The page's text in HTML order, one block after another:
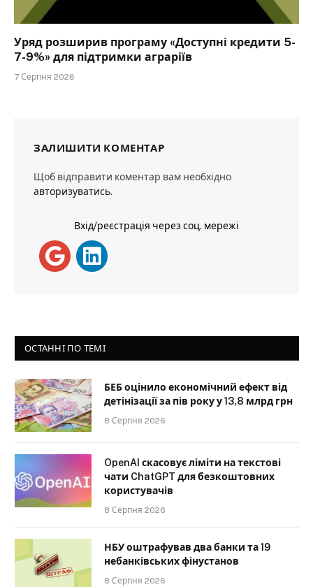
Уряд розширив програму «Доступні кредити 5-
7-9%» для підтримки аграріїв
7 Серпня 2026
ЗАЛИШИТИ КОМЕНТАР
Щоб відправити коментар вам необхідно
авторизуватись.
Вхід/реєстрація через соц. мережі
ОСТАННІ ПО ТЕМІ
БЕБ оцінило економічний ефект від
детінізації за пів року у 13,8 млрд грн
8 Серпня 2026
OpenAI скасовує ліміти на текстові
чати ChatGPT для безкоштовних
користувачів
8 Серпня 2026
НБУ оштрафував два банки та 19
небанківських фінустанов
8 Серпня 2026